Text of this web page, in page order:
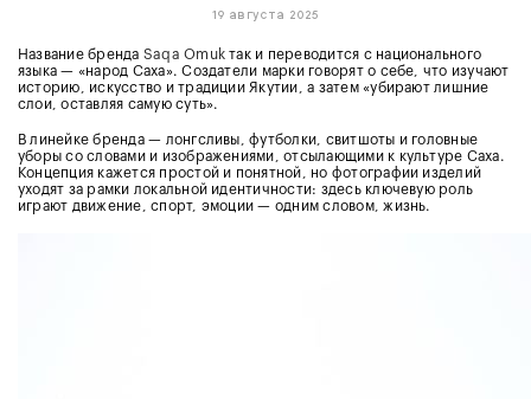
19 августа 2025
Название бренда Saqa Omuk так и переводится с национального
языка — «народ Саха». Создатели марки говорят о себе, что изучают
историю, искусство и традиции Якутии, а затем «убирают лишние
слои, оставляя самую суть».
В линейке бренда — лонгсливы, футболки, свитшоты и головные
уборы со словами и изображениями, отсылающими к культуре Саха.
Концепция кажется простой и понятной, но фотографии изделий
уходят за рамки локальной идентичности: здесь ключевую роль
играют движение, спорт, эмоции — одним словом, жизнь.